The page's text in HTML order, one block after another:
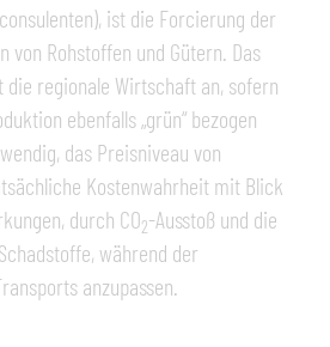
ist die Forcierung der
von Rohstoffen und Gütern. Das
die regionale Wirtschaft an, sofern
ebenfalls „grün“ bezogen
das Preisniveau von
Kostenwahrheit mit Blick
durch CO2-Ausstoß und die
während der
anzupassen.